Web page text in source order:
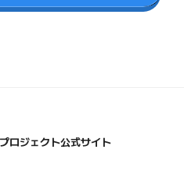
ロジェクト公式サイト